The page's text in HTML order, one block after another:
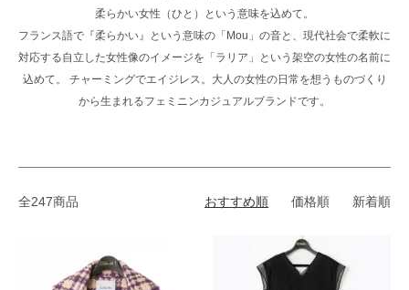
柔らかい女性（ひと）という意味を込めて。
フランス語で『柔らかい』という意味の「Mou」の音と、現代社会で柔軟に
対応する自立した女性像のイメージを「ラリア」という架空の女性の名前に
込めて。 チャーミングでエイジレス。大人の女性の日常を想うものづくり
から生まれるフェミニンカジュアルブランドです。
全247商品 おすすめ順 価格順 新着順